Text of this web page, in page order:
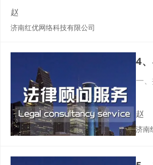
赵
济南红优网络科技有限公司
一
赵
济南